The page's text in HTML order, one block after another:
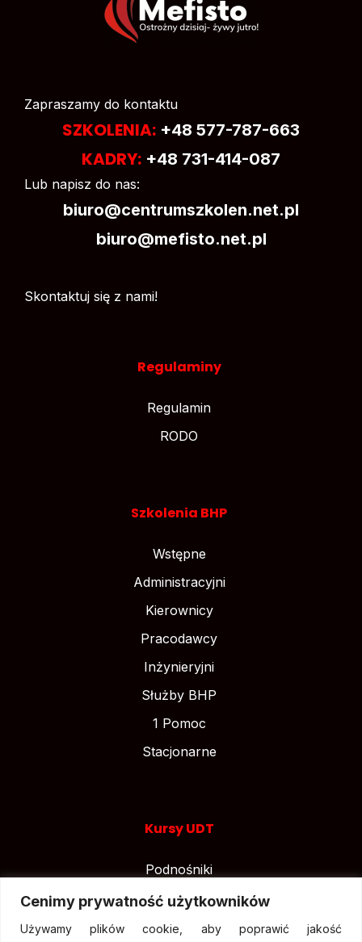
Cenimy prywatność użytkowników
Używamy plików cookie, aby poprawić jakość
Zapraszamy do kontaktu
SZKOLENIA: +48 577-787-663
KADRY: +48 731-414-087
Lub napisz do nas:
biuro@centrumszkolen.net.pl
biuro@mefisto.net.pl
Skontaktuj się z nami!
Regulaminy
Regulamin
RODO
Szkolenia BHP
Wstępne
Administracyjni
Kierownicy
Pracodawcy
Inżynieryjni
Służby BHP
1 Pomoc
Stacjonarne
Kursy UDT
Podnośniki
Suwnice
Wózki widłowe